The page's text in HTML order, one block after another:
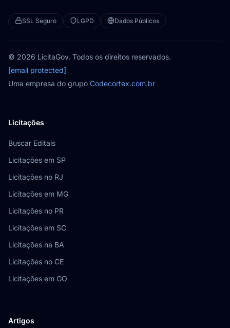
SSL Seguro LGPD Dados Públicos
© 2026 LicitaGov. Todos os direitos reservados.
[email protected]
Uma empresa do grupo Codecortex.com.br
Licitações
Buscar Editais
Licitações em SP
Licitações no RJ
Licitações em MG
Licitações no PR
Licitações em SC
Licitações na BA
Licitações no CE
Licitações em GO
Artigos